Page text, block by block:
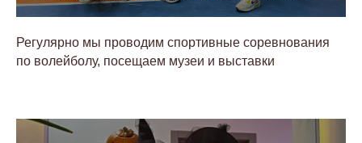
Регулярно мы проводим спортивные соревнования
по волейболу, посещаем музеи и выставки